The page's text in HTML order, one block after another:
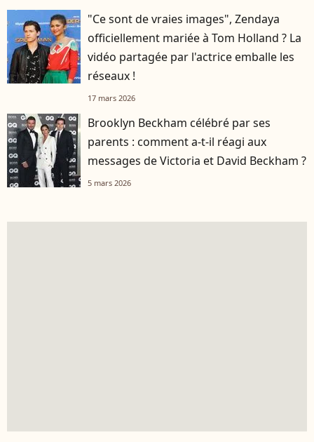
"Ce sont de vraies images", Zendaya
officiellement mariée à Tom Holland ? La
vidéo partagée par l'actrice emballe les
réseaux !
17 mars 2026
Brooklyn Beckham célébré par ses
parents : comment a-t-il réagi aux
messages de Victoria et David Beckham ?
5 mars 2026